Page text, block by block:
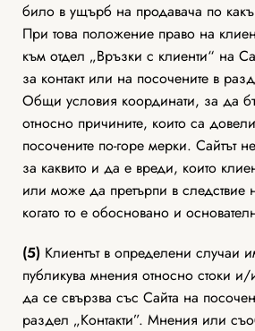
било в ущърб на продавача по
При това положение право на
към отдел „Връзки с клиенти“ на
за контакт или на посочените в
Общи условия координати, за да
относно причините, които са
посочените по-горе мерки. Сайтът
за каквито и да е вреди, които
или може да претърпи в следствие
когато то е обосновано и
(5) Клиентът в определени случаи
публикува мнения относно стоки и/
да се свързва със Сайта на
раздел „Контакти”. Мнения или